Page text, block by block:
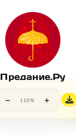
Предание.Ру
− 110% +